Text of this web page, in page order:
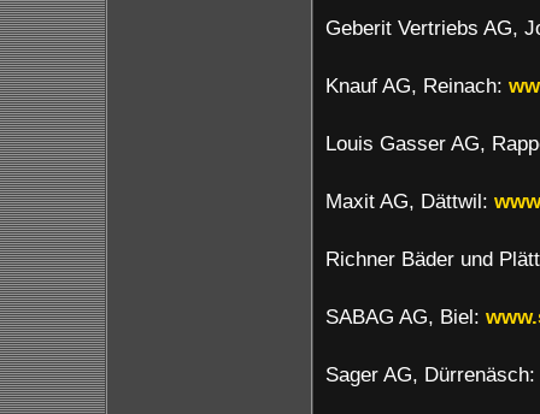
Geberit Vertriebs AG,
Knauf AG, Reinach:
Louis Gasser AG,
Maxit AG, Dättwil:
Richner Bäder und
SABAG AG, Biel:
Sager AG, Dürrenäsch: